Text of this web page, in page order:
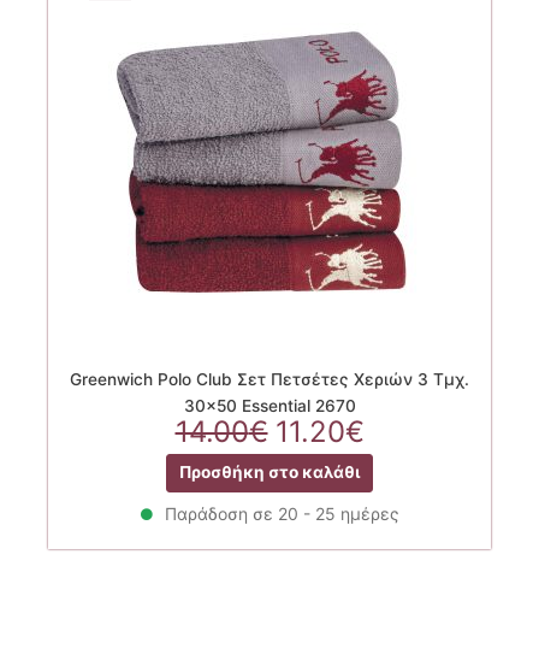
Greenwich Polo Club Σετ Πετσέτες Χεριών 3 Τμχ.
30×50 Essential 2670
14.00€ Original
price
was:
14.00€.
11.20€Η
τρέχουσα
τιμή
είναι:
Προσθήκη στο καλάθι
Παράδοση σε 20 - 25 ημέρες